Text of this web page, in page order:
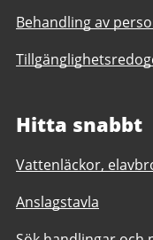
Behandling av
Hitta snabbt
Vattenläckor,
Anslagstavla